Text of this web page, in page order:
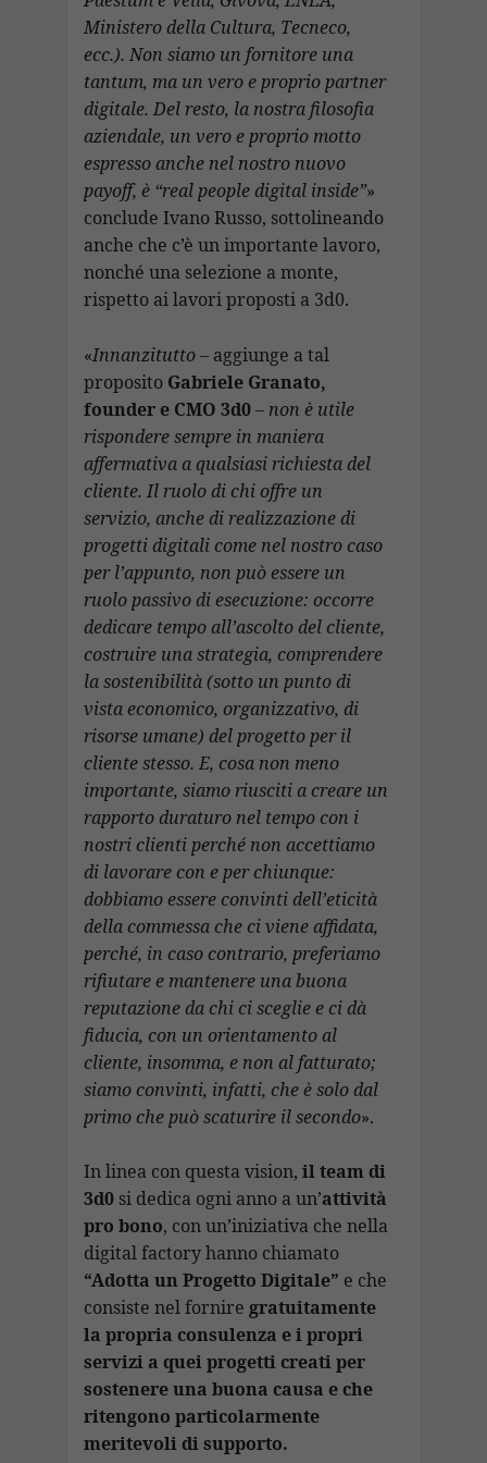
Ministero della Cultura, Tecneco,
ecc.). Non siamo un fornitore una
tantum, ma un vero e proprio partner
digitale. Del resto, la nostra filosofia
aziendale, un vero e proprio motto
espresso anche nel nostro nuovo
payoff, è “real people digital inside”»
conclude Ivano Russo, sottolineando
anche che c’è un importante lavoro,
nonché una selezione a monte,
rispetto ai lavori proposti a 3d0.
«Innanzitutto– aggiunge a tal
propositoGabriele Granato,
founder e CMO 3d0– non è utile
rispondere sempre in maniera
affermativa a qualsiasi richiesta del
cliente. Il ruolo di chi offre un
servizio, anche di realizzazione di
progetti digitali come nel nostro caso
per l’appunto, non può essere un
ruolo passivo di esecuzione: occorre
dedicare tempo all’ascolto del cliente,
costruire una strategia, comprendere
la sostenibilità (sotto un punto di
vista economico, organizzativo, di
risorse umane) del progetto per il
cliente stesso. E, cosa non meno
importante, siamo riusciti a creare un
rapporto duraturo nel tempo con i
nostri clienti perché non accettiamo
di lavorare con e per chiunque:
dobbiamo essere convinti dell’eticità
della commessa che ci viene affidata,
perché, in caso contrario, preferiamo
rifiutare e mantenere una buona
reputazione da chi ci sceglie e ci dà
fiducia, con un orientamento al
cliente, insomma, e non al fatturato;
siamo convinti, infatti, che è solo dal
primo che può scaturire il secondo».
In linea con questa vision, il team di
3d0si dedica ogni anno a un’attività
pro bono, con un’iniziativa che nella
digital factory hanno chiamato
“Adotta un Progetto Digitale” e che
consiste nel fornire gratuitamente
la propria consulenza e i propri
servizi a quei progetti creati per
sostenere una buona causa e che
ritengono particolarmente
meritevoli di supporto.